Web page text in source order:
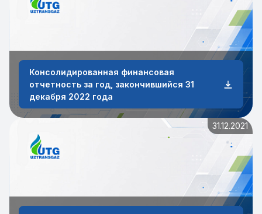
Консолидированная финансовая
отчетность за год, закончившийся 31
декабря 2022 года
31.12.2021